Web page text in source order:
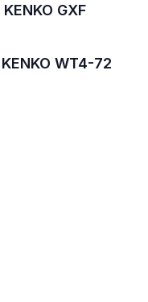
GXF
WT4-72